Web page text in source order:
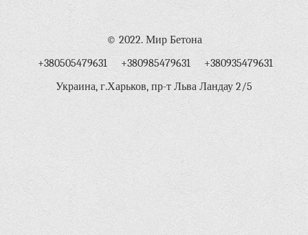
© 2022. Мир Бетона
+380505479631 +380985479631 +380935479631
Украина, г.Харьков, пр-т Льва Ландау 2/5